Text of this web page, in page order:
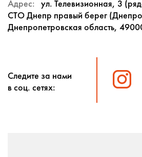
Адрес: ул. Телевизионная, 3
СТО Днепр правый берег
Днепропетровская область,
Следите за нами
в соц. сетях: